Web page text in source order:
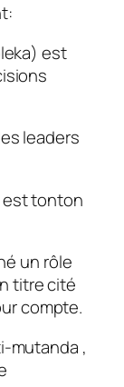
est
leaders
est tonton
un rôle
titre cité
compte.
mutanda ,